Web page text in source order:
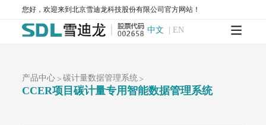
您好，欢迎来到北京雪迪龙科技股份有限公司官方网站！
中文 | EN
T1200-化学发光法氮氧化物分析仪
T1200-NH₃-化学发光法氨气分析仪
T1200-NOy-NOy分析仪
T1300-气体滤波相关红外吸收法一氧化碳分析仪
T1400-紫外吸收法臭氧分析仪
T1700-动态校准仪 M1001-零气发生器
AQMS-900C-PM₂.₅-户外型颗粒物PM₂.₅自动监测系统
AQMS-900C-PM₁₀-户外型颗粒物PM₁₀自动监测系统
产品中心 > 碳计量数据管理系统>
CCER项目碳计量专用智能数据管理系统